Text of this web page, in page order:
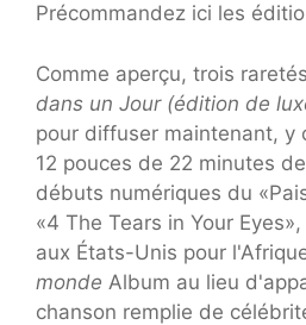
Précommandez ici les
Comme aperçu, trois
dans un Jour (édition de
pour diffuser maintenant, y
12 pouces de 22 minutes
débuts numériques du
«4 The Tears in Your
aux États-Unis pour
monde Album au lieu
chanson remplie de